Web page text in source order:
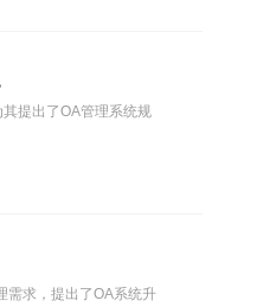
提出了OA管理系统规
需求，提出了OA系统升